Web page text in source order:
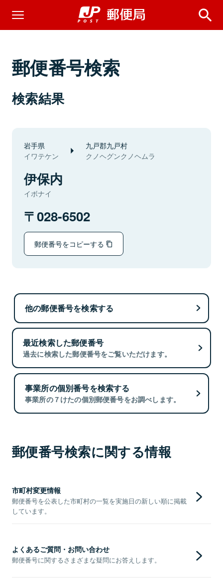
郵便番号検索
検索結果
岩手県
イワテケン
九戸郡九戸村
クノヘグンクノヘムラ
伊保内
イボナイ
028-6502
郵便番号をコピーする
他の郵便番号を検索する
最近検索した郵便番号
過去に検索した郵便番号をご覧いただけます。
事業所の個別番号を検索する
事業所の７けたの個別郵便番号をお調べします。
郵便番号検索に関する情報
市町村変更情報
郵便番号を公表した市町村の一覧を実施日の新しい順に掲載
しています。
よくあるご質問・お問い合わせ
郵便番号に関するさまざまな疑問にお答えします。